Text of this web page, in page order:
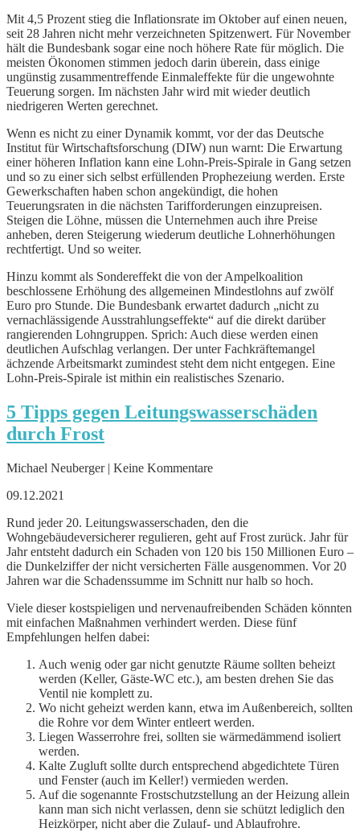
Mit 4,5 Prozent stieg die Inflationsrate im Oktober auf einen neuen,
seit 28 Jahren nicht mehr verzeichneten Spitzenwert. Für November
hält die Bundesbank sogar eine noch höhere Rate für möglich. Die
meisten Ökonomen stimmen jedoch darin überein, dass einige
ungünstig zusammentreffende Einmaleffekte für die ungewohnte
Teuerung sorgen. Im nächsten Jahr wird mit wieder deutlich
niedrigeren Werten gerechnet.
Wenn es nicht zu einer Dynamik kommt, vor der das Deutsche
Institut für Wirtschaftsforschung (DIW) nun warnt: Die Erwartung
einer höheren Inflation kann eine Lohn-Preis-Spirale in Gang setzen
und so zu einer sich selbst erfüllenden Prophezeiung werden. Erste
Gewerkschaften haben schon angekündigt, die hohen
Teuerungsraten in die nächsten Tarifforderungen einzupreisen.
Steigen die Löhne, müssen die Unternehmen auch ihre Preise
anheben, deren Steigerung wiederum deutliche Lohnerhöhungen
rechtfertigt. Und so weiter.
Hinzu kommt als Sondereffekt die von der Ampelkoalition
beschlossene Erhöhung des allgemeinen Mindestlohns auf zwölf
Euro pro Stunde. Die Bundesbank erwartet dadurch „nicht zu
vernachlässigende Ausstrahlungseffekte“ auf die direkt darüber
rangierenden Lohngruppen. Sprich: Auch diese werden einen
deutlichen Aufschlag verlangen. Der unter Fachkräftemangel
ächzende Arbeitsmarkt zumindest steht dem nicht entgegen. Eine
Lohn-Preis-Spirale ist mithin ein realistisches Szenario.
5 Tipps gegen Leitungswasserschäden
durch Frost
Michael Neuberger | Keine Kommentare
09.12.2021
Rund jeder 20. Leitungswasserschaden, den die
Wohngebäudeversicherer regulieren, geht auf Frost zurück. Jahr für
Jahr entsteht dadurch ein Schaden von 120 bis 150 Millionen Euro –
die Dunkelziffer der nicht versicherten Fälle ausgenommen. Vor 20
Jahren war die Schadenssumme im Schnitt nur halb so hoch.
Viele dieser kostspieligen und nervenaufreibenden Schäden könnten
mit einfachen Maßnahmen verhindert werden. Diese fünf
Empfehlungen helfen dabei:
Auch wenig oder gar nicht genutzte Räume sollten beheizt
werden (Keller, Gäste-WC etc.), am besten drehen Sie das
Ventil nie komplett zu.
Wo nicht geheizt werden kann, etwa im Außenbereich, sollten
die Rohre vor dem Winter entleert werden.
Liegen Wasserrohre frei, sollten sie wärmedämmend isoliert
werden.
Kalte Zugluft sollte durch entsprechend abgedichtete Türen
und Fenster (auch im Keller!) vermieden werden.
Auf die sogenannte Frostschutzstellung an der Heizung allein
kann man sich nicht verlassen, denn sie schützt lediglich den
Heizkörper, nicht aber die Zulauf- und Ablaufrohre.